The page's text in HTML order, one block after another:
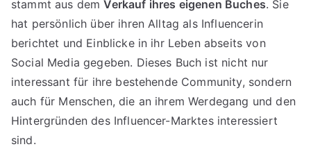
stammt aus demVerkauf ihres eigenen Buches. Sie
hat persönlich über ihren Alltag als Influencerin
berichtet und Einblicke in ihr Leben abseits von
Social Media gegeben. Dieses Buch ist nicht nur
interessant für ihre bestehende Community, sondern
auch für Menschen, die an ihrem Werdegang und den
Hintergründen des Influencer-Marktes interessiert
sind.